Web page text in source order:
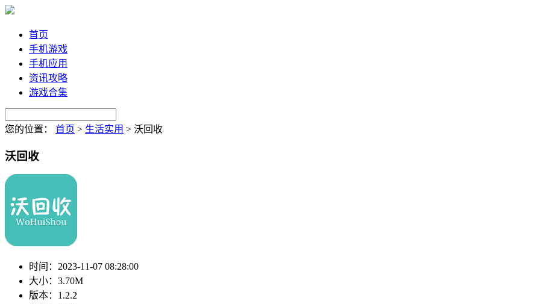
首页
手机游戏
手机应用
资讯攻略
游戏合集
您的位置： 首页 > 生活实用 > 沃回收
沃回收
时间： 2023-11-07 08:28:00
大小： 3.70M
版本： 1.2.2